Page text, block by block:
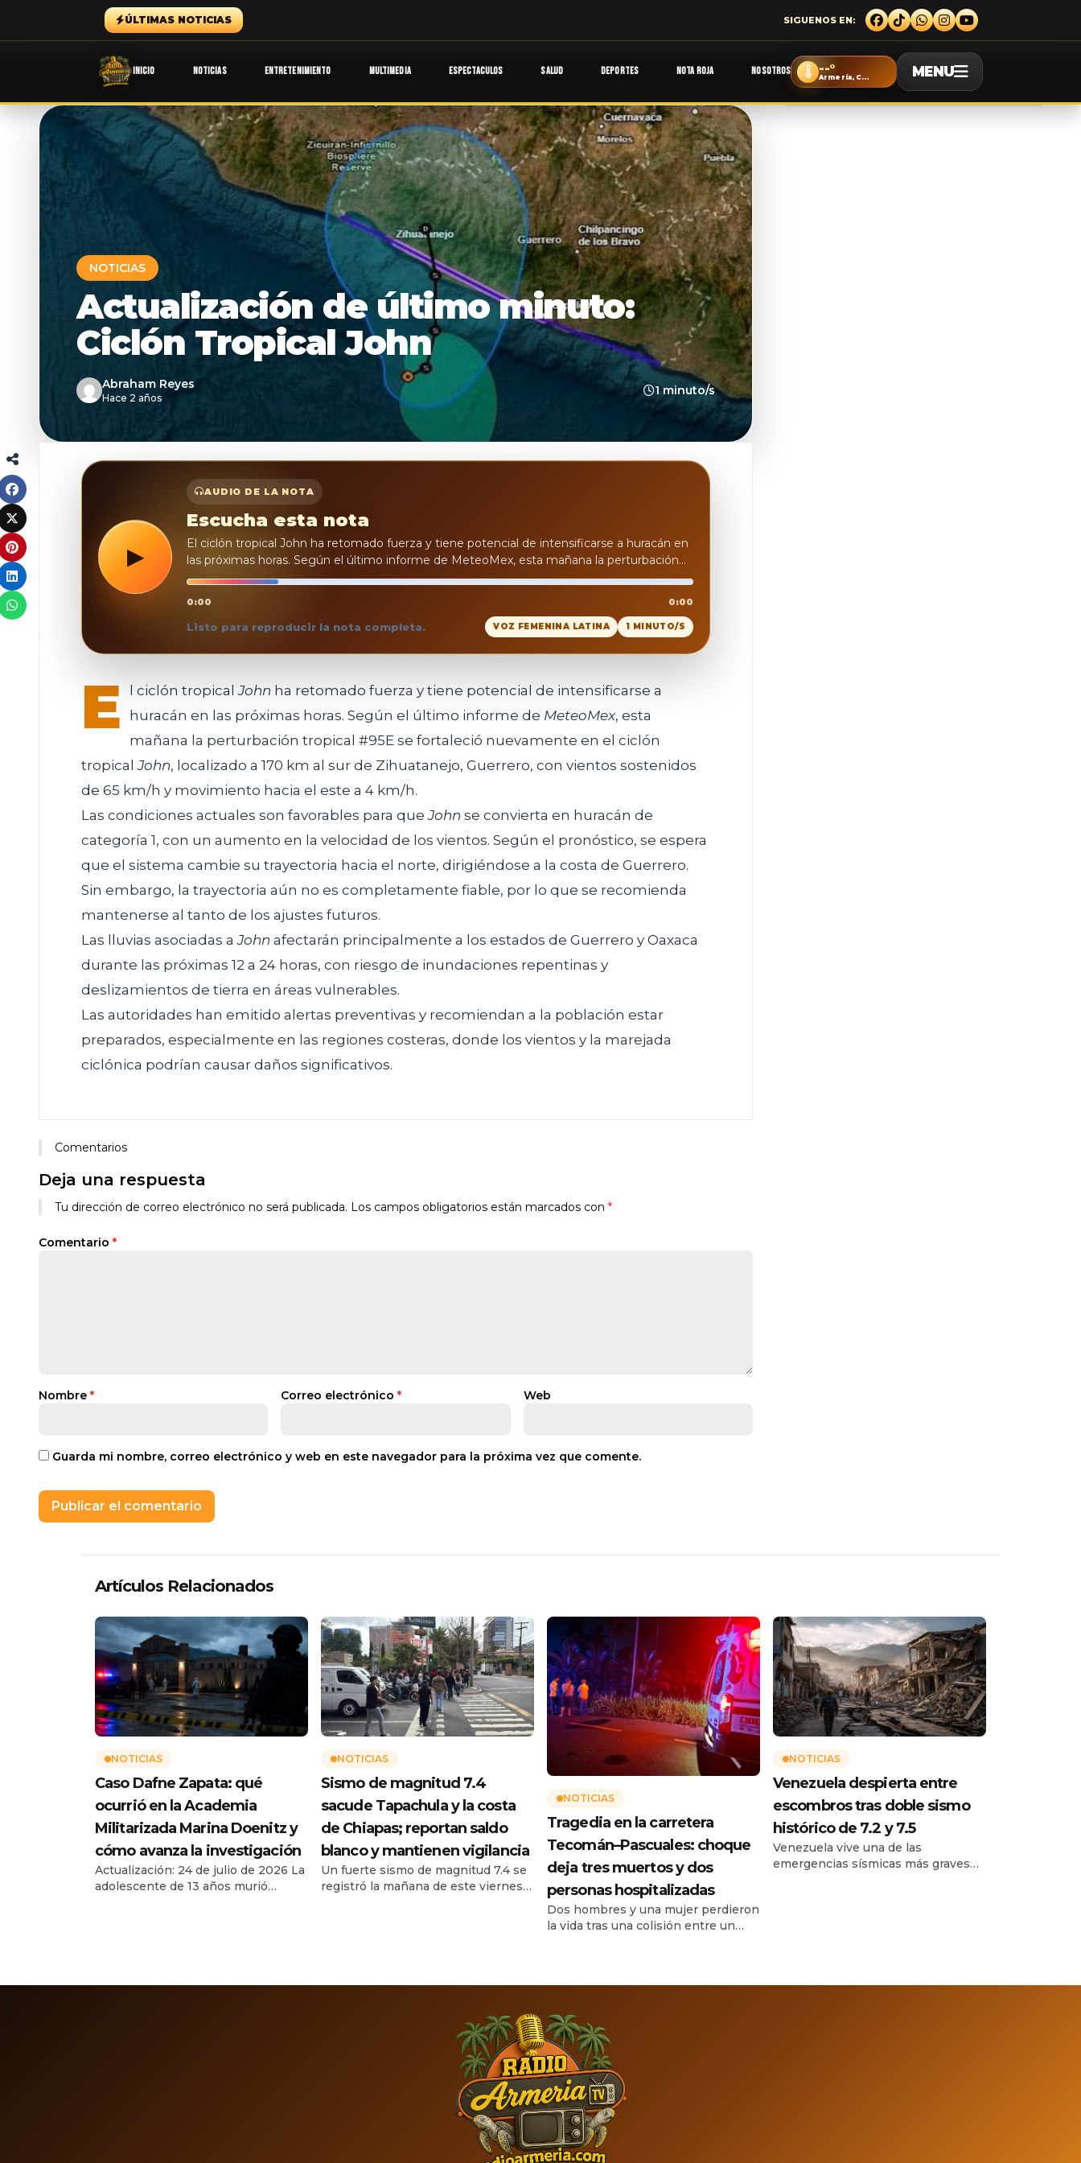
ÚLTIMAS NOTICIAS
INICIO NOTICIAS ENTRETENIMIENTO MULTIMEDIA ESPECTACULOS SALUD DEPORTES NOTA ROJA NOSOTROS 🌡️ --°
Armería, Colima MENU
NOTICIAS
Actualización de último minuto:
Ciclón Tropical John
Abraham Reyes
Hace 2 años
1 minuto/s
▶REPRODUCIR
AUDIO DE LA NOTA
Escucha esta nota
El ciclón tropical John ha retomado fuerza y tiene potencial de intensificarse a huracán en
las próximas horas. Según el último informe de MeteoMex, esta mañana la perturbación...
0:00 0:00
Listo para reproducir la nota completa. VOZ FEMENINA LATINA 1 MINUTO/S
E l ciclón tropicalJohn ha retomado fuerza y tiene potencial de intensificarse a
huracán en las próximas horas. Según el último informe de MeteoMex, esta
mañana la perturbación tropical #95E se fortaleció nuevamente en el ciclón
tropicalJohn, localizado a 170 km al sur de Zihuatanejo, Guerrero, con vientos sostenidos
de 65 km/h y movimiento hacia el este a 4 km/h.
Las condiciones actuales son favorables para queJohn se convierta en huracán de
categoría 1, con un aumento en la velocidad de los vientos. Según el pronóstico, se espera
que el sistema cambie su trayectoria hacia el norte, dirigiéndose a la costa de Guerrero.
Sin embargo, la trayectoria aún no es completamente fiable, por lo que se recomienda
mantenerse al tanto de los ajustes futuros.
Las lluvias asociadas aJohn afectarán principalmente a los estados de Guerrero y Oaxaca
durante las próximas 12 a 24 horas, con riesgo de inundaciones repentinas y
deslizamientos de tierra en áreas vulnerables.
Las autoridades han emitido alertas preventivas y recomiendan a la población estar
preparados, especialmente en las regiones costeras, donde los vientos y la marejada
ciclónica podrían causar daños significativos.
Comentarios
Deja una respuesta
Tu dirección de correo electrónico no será publicada. Los campos obligatorios están marcados con *
Comentario *
Nombre * Correo electrónico* Web
Guarda mi nombre, correo electrónico y web en este navegador para la próxima vez que comente.
Artículos Relacionados
NOTICIAS
Caso Dafne Zapata: qué
ocurrió en la Academia
Militarizada Marina Doenitz y
cómo avanza la investigación
Actualización: 24 de julio de 2026 La
adolescente de 13 años murió
permanece en prisión preventiva
NOTICIAS
Sismo de magnitud 7.4
sacude Tapachula y la costa
de Chiapas; reportan saldo
blanco y mantienen vigilancia
Un fuerte sismo de magnitud 7.4 se
registró la mañana de este viernes
Soconusco. De acuerdo con el
Nacional, el movimiento ocurrió a las
NOTICIAS
Tragedia en la carretera
Tecomán–Pascuales: choque
deja tres muertos y dos
personas hospitalizadas
Dos hombres y una mujer perdieron
la vida tras una colisión entre un
trasladados a un hospital. Un grave
noche del lunes 13 de julio dejó tres
personas fallecidas y dos lesionadas
en […]
NOTICIAS
Venezuela despierta entre
escombros tras doble sismo
histórico de 7.2 y 7.5
Venezuela vive una de las
emergencias sísmicas más graves